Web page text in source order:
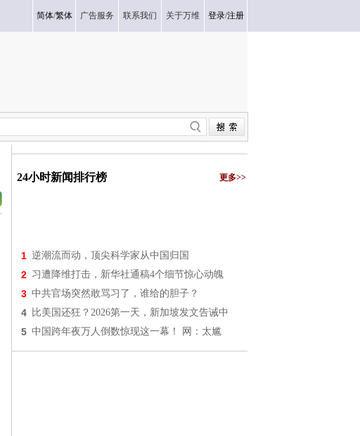
简体/繁体 广告服务 联系我们 关于万维 登录/注册
24小时新闻排行榜 更多>>
1 逆潮流而动，顶尖科学家从中国归国
2 习遭降维打击，新华社通稿4个细节惊心动魄
3 中共官场突然敢骂习了，谁给的胆子？
4 比美国还狂？2026第一天，新加坡发文告诫中
5 中国跨年夜万人倒数惊现这一幕！ 网：太尴